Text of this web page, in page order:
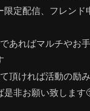
限定配信、フレンド
あればマルチやお
頂ければ活動の励
是非お願い致します